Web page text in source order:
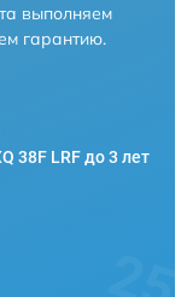
выполняем
гарантию.
38F LRF до 3 лет